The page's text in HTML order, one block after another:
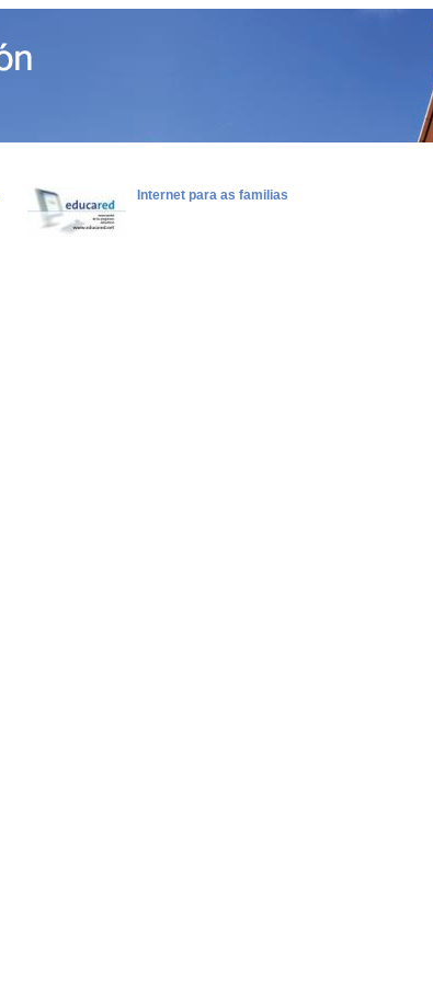
Internet para as familias